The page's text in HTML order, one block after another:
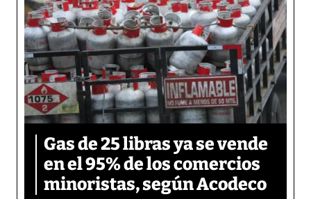
Gas de 25 libras ya se vende
en el 95% de los comercios
minoristas, según Acodeco